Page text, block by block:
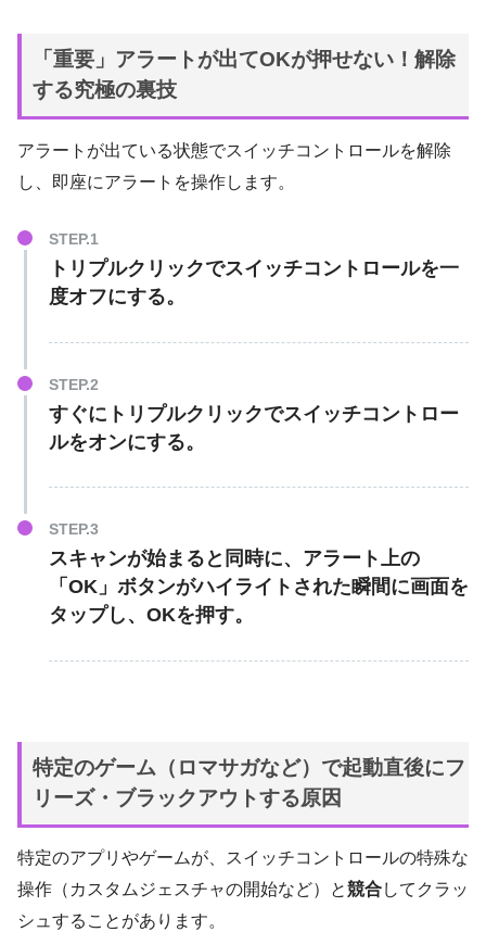
「重要」アラートが出てOKが押せない！解除
する究極の裏技
アラートが出ている状態でスイッチコントロールを解除
し、即座にアラートを操作します。
トリプルクリックでスイッチコントロールを一
度オフにする。
すぐに トリプルクリックでスイッチコントロー
ルをオンにする。
スキャンが始まると同時に、アラート上の
「OK」 ボタンがハイライトされた瞬間に画面を
タップし、OKを押す。
特定のゲーム（ロマサガなど）で起動直後にフ
リーズ・ブラックアウトする原因
特定のアプリやゲームが、スイッチコントロールの特殊な
操作（カスタムジェスチャの開始など）と競合してクラッ
シュすることがあります。